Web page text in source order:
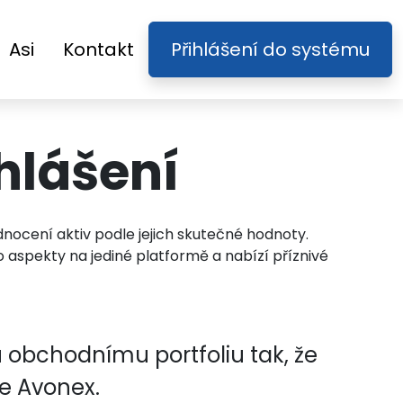
Asi Kontakt Přihlášení do systému
aktiv podle jejich skutečné hodnoty.
aspekty na jediné platformě a nabízí příznivé
obchodnímu portfoliu tak, že
Avonex.